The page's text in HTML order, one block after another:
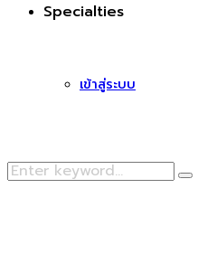
Specialties
เข้าสู่ระบบ
Search